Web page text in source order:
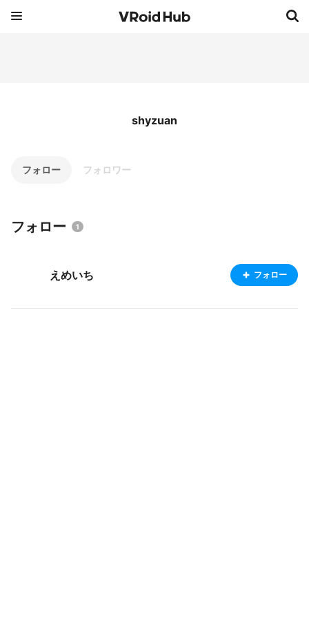
shyzuan
フォロー フォロワー
フォロー 1
えめいち フォロー